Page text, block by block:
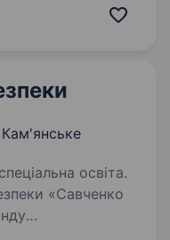
і наповнювачів
Кам'янське
освіта.
«Савченко